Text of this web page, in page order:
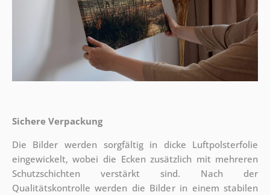
Sichere Verpackung
Die Bilder werden sorgfältig in dicke Luftpolsterfolie
eingewickelt, wobei die Ecken zusätzlich mit mehreren
Schutzschichten verstärkt sind. Nach der
Qualitätskontrolle werden die Bilder in einem stabilen